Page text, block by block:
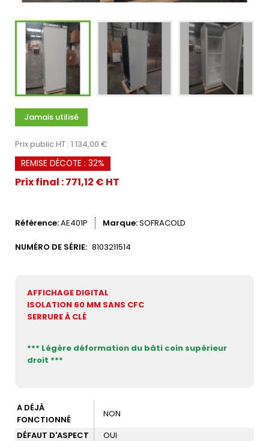
Jamais utilisé
Prix public HT : 1 134,00 €
REMISE DÉCOTE : 32%
Prix final : 771,12 € HT
Référence AE401P Marque SOFRACOLD
NUMÉRO DE SÉRIE: 8103211514
AFFICHAGE DIGITAL
ISOLATION 60 MM SANS CFC
SERRURE À CLÉ
*** Légère déformation du bâti coin supérieur
droit ***
A DÉJÀ
FONCTIONNÉ
NON
DÉFAUT D'ASPECT
OUI